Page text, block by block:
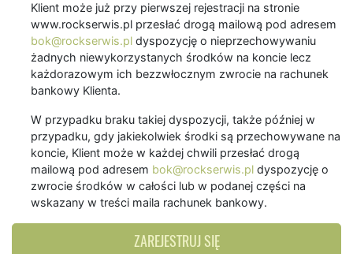
Klient może już przy pierwszej rejestracji na stronie
www.rockserwis.pl przesłać drogą mailową pod adresem
bok@rockserwis.pl dyspozycję o nieprzechowywaniu
żadnych niewykorzystanych środków na koncie lecz
każdorazowym ich bezzwłocznym zwrocie na rachunek
bankowy Klienta.
W przypadku braku takiej dyspozycji, także później w
przypadku, gdy jakiekolwiek środki są przechowywane na
koncie, Klient może w każdej chwili przesłać drogą
mailową pod adresem bok@rockserwis.pl dyspozycję o
zwrocie środków w całości lub w podanej części na
wskazany w treści maila rachunek bankowy.
ZAREJESTRUJ SIĘ